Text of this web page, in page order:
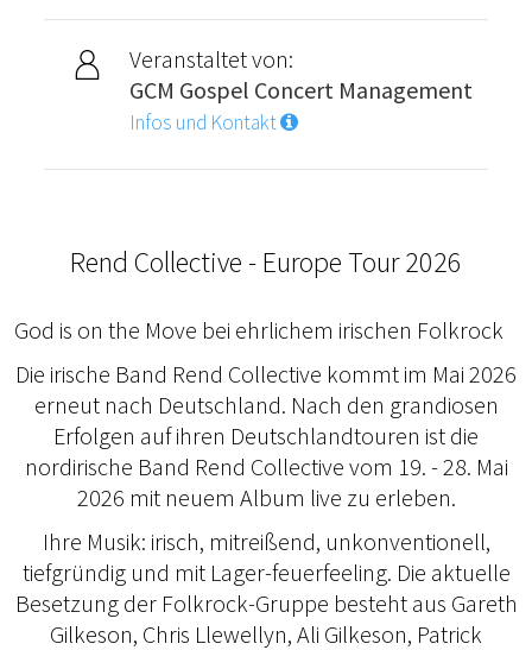
Veranstaltet von:
GCM Gospel Concert Management
Infos und Kontakt
Rend Collective - Europe Tour 2026
God is on the Move bei ehrlichem irischen Folkrock
Die irische Band Rend Collective kommt im Mai 2026
erneut nach Deutschland. Nach den grandiosen
Erfolgen auf ihren Deutschlandtouren ist die
nordirische Band Rend Collective vom 19. - 28. Mai
2026 mit neuem Album live zu erleben.
Ihre Musik: irisch, mitreißend, unkonventionell,
tiefgründig und mit Lager-feuerfeeling. Die aktuelle
Besetzung der Folkrock-Gruppe besteht aus Gareth
Gilkeson, Chris Llewellyn, Ali Gilkeson, Patrick